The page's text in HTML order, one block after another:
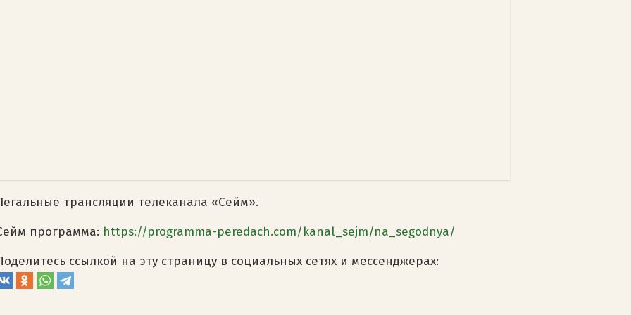
трансляции телеканала «Сейм».
программа: https://programma-peredach.com/kanal_sejm/na_segodnya/
ссылкой на эту страницу в социальных сетях и мессенджерах: